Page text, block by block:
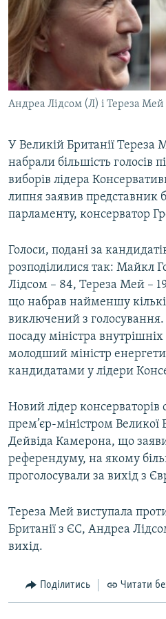
ДЕПОРТАЦІЯ
ВІДЕОУРОКИ «ELIFBE»
СВІДЧЕННЯ ОКУПАЦІЇ
УКРАЇНСЬКА ПРОБЛЕМА КРИМУ
ІНФОГРАФІКА
ЯК ОБІЙТИ БЛОКУВАННЯ
Русский
Qırımtatar
ДОЛУЧАЙСЯ!
Усі сайти RFE/RL
Андреа Лідсом (Л) і Тереза
У Великій Британії Тереза
набрали більшість голосів
виборів лідера
липня заявив представник
парламенту, консерватор
Голоси, подані за
розподілилися так: Майкл
Лідсом – 84, Тереза Мей –
що набрав найменшу
виключений з
посаду міністра
молодший міністр
кандидатами у лідери
Новий лідер
прем’єр-міністром Великої
Дейвіда Камерона, що
референдуму, на якому
проголосували за вихід з
Тереза Мей виступала
Британії з ЄС, Андреа
вихід.
Поділитись Читати